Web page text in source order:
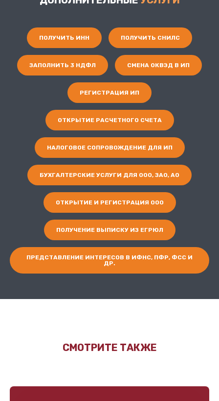
ПОЛУЧИТЬ ИНН ПОЛУЧИТЬ СНИЛС
ЗАПОЛНИТЬ 3 НДФЛ СМЕНА ОКВЭД В ИП
РЕГИСТРАЦИЯ ИП
ОТКРЫТИЕ РАСЧЕТНОГО СЧЕТА
НАЛОГОВОЕ СОПРОВОЖДЕНИЕ ДЛЯ ИП
БУХГАЛТЕРСКИЕ УСЛУГИ ДЛЯ ООО, ЗАО, АО
ОТКРЫТИЕ И РЕГИСТРАЦИЯ ООО
ПОЛУЧЕНИЕ ВЫПИСКУ ИЗ ЕГРЮЛ
ПРЕДСТАВЛЕНИЕ ИНТЕРЕСОВ В ИФНС, ПФР, ФСС И
ДР.
СМОТРИТЕ ТАКЖЕ